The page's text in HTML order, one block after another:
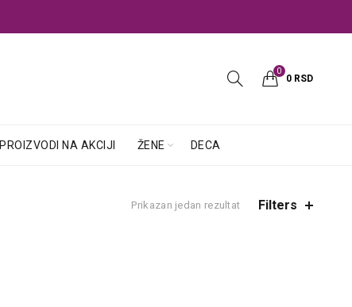
0
0 RSD
PROIZVODI NA AKCIJI ŽENE DECA
Prikazan jedan rezultat Filters